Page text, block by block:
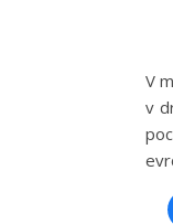
V
v